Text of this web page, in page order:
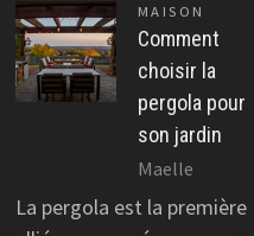
MAISON
Comment
choisir la
pergola pour
son jardin
Maelle
La pergola est la première